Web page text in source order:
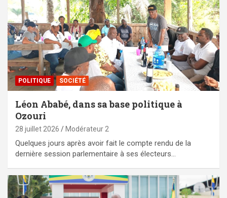
POLITIQUE SOCIÉTÉ
Léon Ababé, dans sa base politique à
Ozouri
28 juillet 2026 Modérateur 2
Quelques jours après avoir fait le compte rendu de la
dernière session parlementaire à ses électeurs…